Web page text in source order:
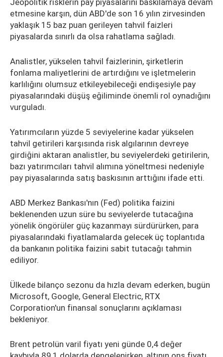
Jeopolitik risklerin pay piyasalarını baskılamaya devam
etmesine karşın, dün ABD'de son 16 yılın zirvesinden
yaklaşık 15 baz puan gerileyen tahvil faizleri
piyasalarda sınırlı da olsa rahatlama sağladı.
Analistler, yükselen tahvil faizlerinin, şirketlerin
fonlama maliyetlerini de artırdığını ve işletmelerin
karlılığını olumsuz etkileyebileceği endişesiyle pay
piyasalarındaki düşüş eğiliminde önemli rol oynadığını
vurguladı.
Yatırımcıların yüzde 5 seviyelerine kadar yükselen
tahvil getirileri karşısında risk algılarının devreye
girdiğini aktaran analistler, bu seviyelerdeki getirilerin,
bazı yatırımcıları tahvil alımına yöneltmesi nedeniyle
pay piyasalarında satış baskısının arttığını ifade etti.
ABD Merkez Bankası'nın (Fed) politika faizini
beklenenden uzun süre bu seviyelerde tutacağına
yönelik öngörüler güç kazanmayı sürdürürken, para
piyasalarındaki fiyatlamalarda gelecek üç toplantıda
da bankanın politika faizini sabit tutacağı tahmin
ediliyor.
Ülkede bilanço sezonu da hızla devam ederken, bugün
Microsoft, Google, General Electric, RTX
Corporation'un finansal sonuçlarını açıklaması
bekleniyor.
Brent petrolün varil fiyatı yeni günde 0,4 değer